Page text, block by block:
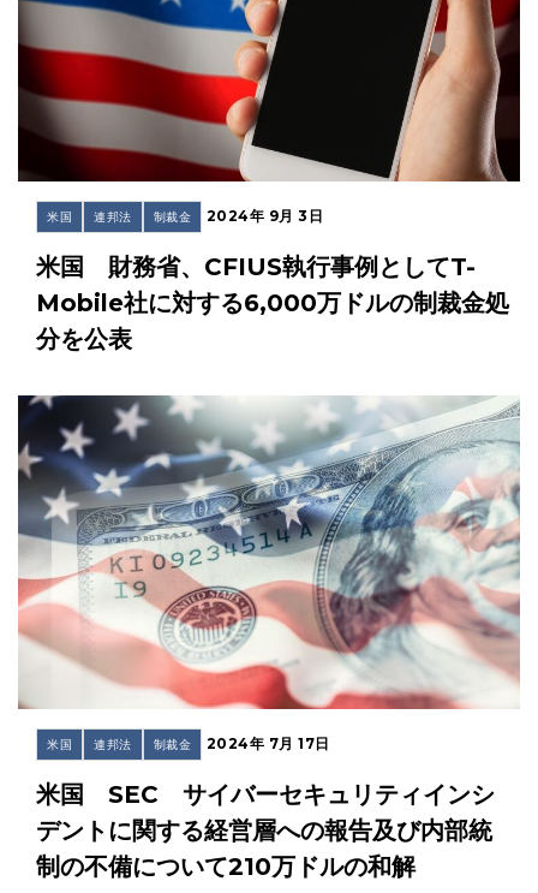
米国 連邦法 制裁金 2024年 9月 3日
米国 財務省、CFIUS執行事例としてT-
Mobile社に対する6,000万ドルの制裁金処
分を公表
米国 連邦法 制裁金 2024年 7月 17日
米国 SEC サイバーセキュリティインシ
デントに関する経営層への報告及び内部統
制の不備について210万ドルの和解